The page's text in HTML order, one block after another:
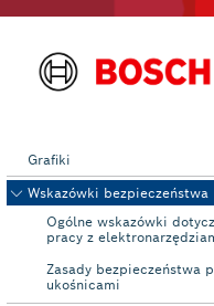
Grafiki
Wskazówki bezpieczeństwa
Ogólne wskazówki
pracy z
Zasady bezpieczeństwa
ukośnicami